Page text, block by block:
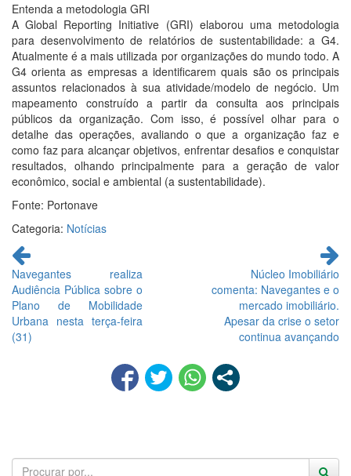
Entenda a metodologia GRI
A Global Reporting Initiative (GRI) elaborou uma metodologia
para desenvolvimento de relatórios de sustentabilidade: a G4.
Atualmente é a mais utilizada por organizações do mundo todo. A
G4 orienta as empresas a identificarem quais são os principais
assuntos relacionados à sua atividade/modelo de negócio. Um
mapeamento construído a partir da consulta aos principais
públicos da organização. Com isso, é possível olhar para o
detalhe das operações, avaliando o que a organização faz e
como faz para alcançar objetivos, enfrentar desafios e conquistar
resultados, olhando principalmente para a geração de valor
econômico, social e ambiental (a sustentabilidade).
Fonte: Portonave
Categoria: Notícias
Continue
lendo
Navegantes realiza
Audiência Pública sobre o
Plano de Mobilidade
Urbana nesta terça-feira
(31)
Núcleo Imobiliário
comenta: Navegantes e o
mercado imobiliário.
Apesar da crise o setor
continua avançando